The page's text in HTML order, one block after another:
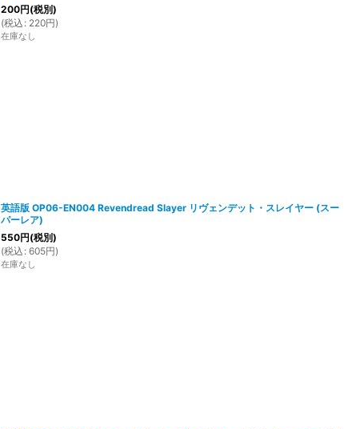
200円(税別)
(税込 : 220円)
在庫なし
英語版 OP06-EN004 Revendread Slayer リヴェンデット・スレイヤー (スー
パーレア)
550円(税別)
(税込 : 605円)
在庫なし